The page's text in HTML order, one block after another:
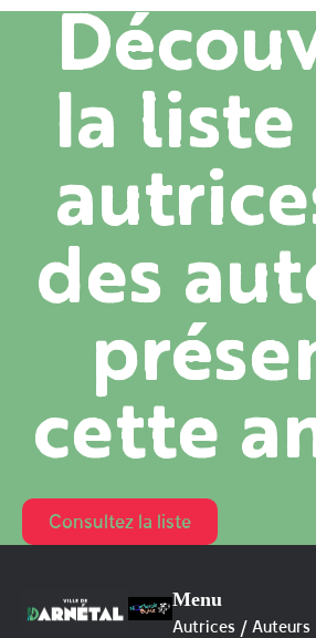
la liste
des
cette
Consultez la liste
Menu
Autrices / Auteurs